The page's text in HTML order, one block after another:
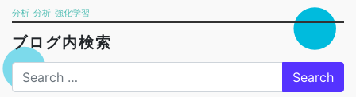
分析 分析 強化学習
ブログ内検索
Search